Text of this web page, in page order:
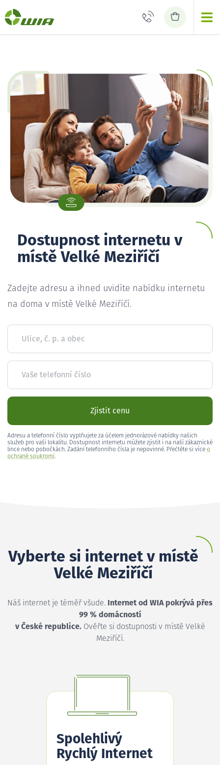
Dostupnost internetu v
místě Velké Meziříčí
Zadejte adresu a ihned uvidíte nabídku internetu
na doma v místě Velké Meziříčí.
Ulice, č. p. a obec
Vaše telefonní číslo
Zjistit cenu
Adresu a telefonní číslo vyplňujete za účelem jednorázové nabídky našich
služeb pro vaši lokalitu. Dostupnost internetu můžete zjistit i na naší zákaznické
lince nebo pobočkách. Zadání telefonního čísla je nepovinné. Přečtěte si více o
ochraně soukromí.
Vyberte si internet v místě
Velké Meziříčí
Náš internet je téměř všude. Internet od WIA pokrývá přes
99 % domácností
v České republice.Ověřte si dostupnosti v místě Velké
Meziříčí.
Spolehlivý
Rychlý Internet